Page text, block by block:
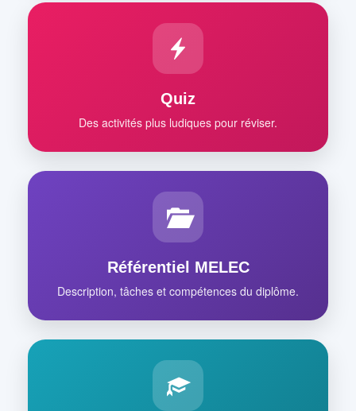
Quiz
Des activités plus ludiques pour réviser.
Référentiel MELEC
Description, tâches et compétences du diplôme.